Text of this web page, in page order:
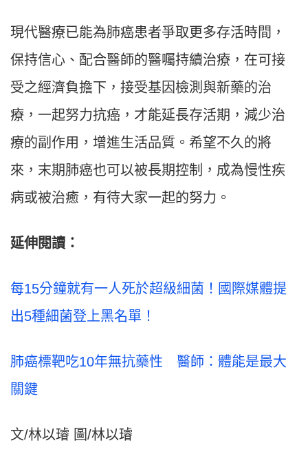
現代醫療已能為肺癌患者爭取更多存活時間，
保持信心、配合醫師的醫囑持續治療，在可接
受之經濟負擔下，接受基因檢測與新藥的治
療，一起努力抗癌，才能延長存活期，減少治
療的副作用，增進生活品質。希望不久的將
來，末期肺癌也可以被長期控制，成為慢性疾
病或被治癒，有待大家一起的努力。
延伸閱讀：
每15分鐘就有一人死於超級細菌！國際媒體提
出5種細菌登上黑名單！
肺癌標靶吃10年無抗藥性 醫師：體能是最大
關鍵
文/林以璿 圖/林以璿